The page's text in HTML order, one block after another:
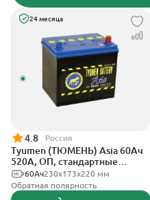
24 месяца
4.8 Россия
Tyumen (ТЮМЕНЬ) Asia 60Ач
520А, ОП, стандартные
клеммы230х173х220 мм
60Ач
Обратная полярность